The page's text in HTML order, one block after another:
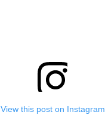
View this post on Instagram